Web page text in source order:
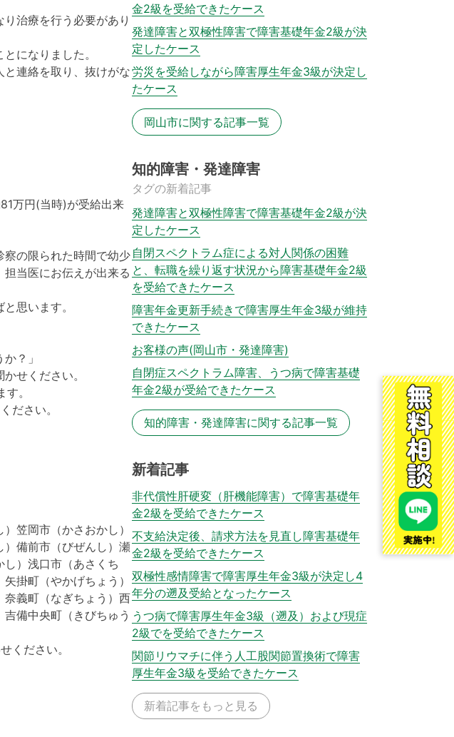
治療を行う必要があり
になりました。
連絡を取り、抜けがな
万円(当時)が受給出来
の限られた時間で幼少
当医にお伝えが出来る
思います。
？」
せください。
。
ださい。
笠岡市（かさおかし）
備前市（びぜんし）瀬
）浅口市（あさくち
掛町（やかげちょう）
義町（なぎちょう）西
備中央町（きびちゅう
ください。
金2級を受給できたケース
発達障害と双極性障害で障害基礎年金2級が決
定したケース
労災を受給しながら障害厚生年金3級が決定し
たケース
岡山市に関する記事一覧
知的障害・発達障害
タグの新着記事
発達障害と双極性障害で障害基礎年金2級が決
定したケース
自閉スペクトラム症による対人関係の困難
と、転職を繰り返す状況から障害基礎年金2級
を受給できたケース
障害年金更新手続きで障害厚生年金3級が維持
できたケース
お客様の声(岡山市・発達障害)
自閉症スペクトラム障害、うつ病で障害基礎
年金2級が受給できたケース
知的障害・発達障害に関する記事一覧
新着記事
非代償性肝硬変（肝機能障害）で障害基礎年
金2級を受給できたケース
不支給決定後、請求方法を見直し障害基礎年
金2級を受給できたケース
双極性感情障害で障害厚生年金3級が決定し4
年分の遡及受給となったケース
うつ病で障害厚生年金3級（遡及）および現症
2級でを受給できたケース
関節リウマチに伴う人工股関節置換術で障害
厚生年金3級を受給できたケース
新着記事をもっと見る